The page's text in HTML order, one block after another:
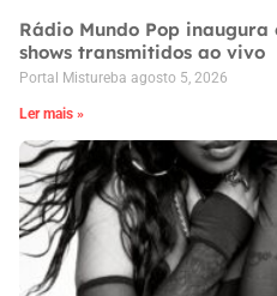
Rádio Mundo Pop
shows transmitidos ao vivo
Portal Mistureba agosto 5, 2026
Ler mais »